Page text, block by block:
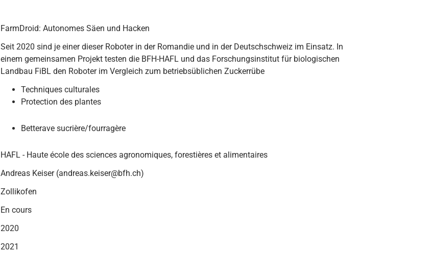
FarmDroid: Autonomes Säen und Hacken
Seit 2020 sind je einer dieser Roboter in der Romandie und in der Deutschschweiz im Einsatz. In
einem gemeinsamen Projekt testen die BFH-HAFL und das Forschungsinstitut für biologischen
Landbau FiBL den Roboter im Vergleich zum betriebsüblichen Zuckerrübe
Techniques culturales
Protection des plantes
Betterave sucrière/fourragère
HAFL - Haute école des sciences agronomiques, forestières et alimentaires
Andreas Keiser (andreas.keiser@bfh.ch)
Zollikofen
En cours
2020
2021